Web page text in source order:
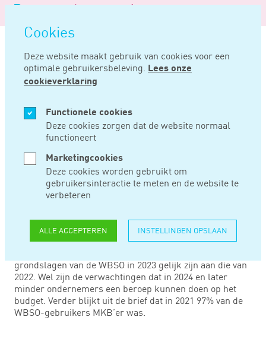
overslaan
Cookies
Deze website maakt gebruik van cookies voor een
optimale gebruikersbeleving. Lees onze
cookieverklaring
Functionele cookies
Deze cookies zorgen dat de website normaal
functioneert
Marketingcookies
Deze cookies worden gebruikt om
gebruikersinteractie te meten en de website te
verbeteren
ALLE ACCEPTEREN INSTELLINGEN OPSLAAN
Logo
Noord
Negentig
Home Nieuws Grondslagen wbso wijzigen in 2023 niet
SEP 22, 2022
GRONDSLAGEN
WBSO WIJZIGEN IN
2023 NIET
Minister Adriaansens (EZK) heeft op Prinsjesdag in een
grondslagen van de WBSO in 2023 gelijk zijn aan die van
2022. Wel zijn de verwachtingen dat in 2024 en later
minder ondernemers een beroep kunnen doen op het
budget. Verder blijkt uit de brief dat in 2021 97% van de
WBSO-gebruikers MKB’er was.